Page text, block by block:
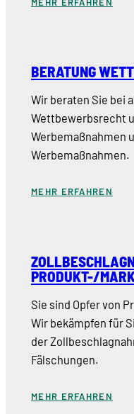
BERATUNG
Wir beraten Sie bei
Wettbewerbsrecht
Werbemaßnahmen
Werbemaßnahmen.
MEHR ERFAHREN
PRODUKT-/
Sie sind Opfer von
Wir bekämpfen für
der
Fälschungen.
MEHR ERFAHREN